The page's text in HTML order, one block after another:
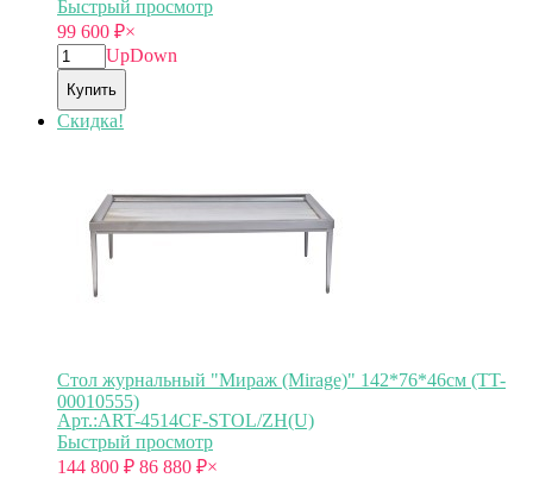
Быстрый просмотр
99 600 ₽×
UpDown
Купить
Скидка!
Стол журнальный "Мираж (Mirage)" 142*76*46см (TT-
00010555)
Арт.:ART-4514CF-STOL/ZH(U)
Быстрый просмотр
144 800 ₽ 86 880 ₽×